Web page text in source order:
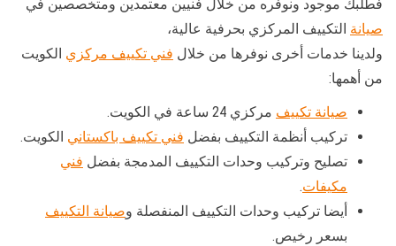
فطلبك موجود ونوفره من خلال فنيين معتمدين ومتخصصين في
صيانة التكييف المركزي بحرفية عالية،
ولدينا خدمات أخرى نوفرها من خلال فني تكييف مركزي الكويت
من أهمها:
صيانة تكييف مركزي 24 ساعة في الكويت.
تركيب أنظمة التكييف بفضل فني تكييف باكستاني الكويت.
تصليح وتركيب وحدات التكييف المدمجة بفضل فني
مكيفات.
أيضا تركيب وحدات التكييف المنفصلة وصيانة التكييف
بسعر رخيص.